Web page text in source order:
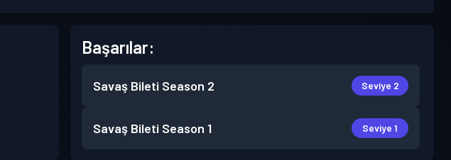
Başarılar:
Savaş Bileti Season 2 Seviye 2
Savaş Bileti Season 1 Seviye 1